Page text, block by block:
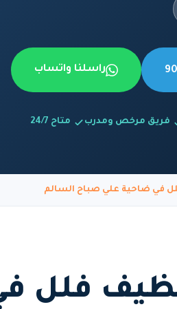
راسلنا واتساب
فريق مرخص ومدرب متاح 24/7
في ضاحية علي صباح السالم
فلل